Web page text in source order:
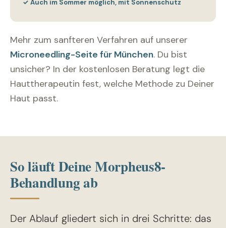
✓ Auch im Sommer möglich, mit Sonnenschutz
Mehr zum sanfteren Verfahren auf unserer
Microneedling-Seite für München. Du bist
unsicher? In der kostenlosen Beratung legt die
Hauttherapeutin fest, welche Methode zu Deiner
Haut passt.
So läuft Deine Morpheus8-
Behandlung ab
Der Ablauf gliedert sich in drei Schritte: das